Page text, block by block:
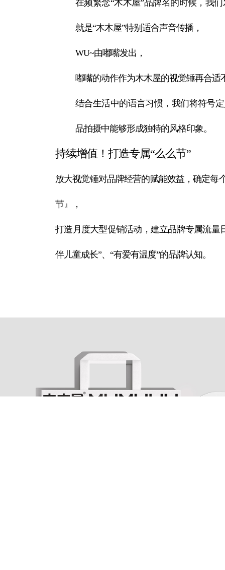
在频繁念“木木屋”品牌名的时候，我
就是“木木屋”特别适合声音传播，
WU~由嘟嘴发出，
嘟嘴的动作作为木木屋的视觉锤再合适
结合生活中的语言习惯，我们将符号
品拍摄中能够形成独特的风格印象。
持续增值！打造专属“么么节”
放大视觉锤对品牌经营的赋能效益，确定
节』，
打造月度大型促销活动，建立品牌专属流量
伴儿童成长”、“有爱有温度”的品牌认知。